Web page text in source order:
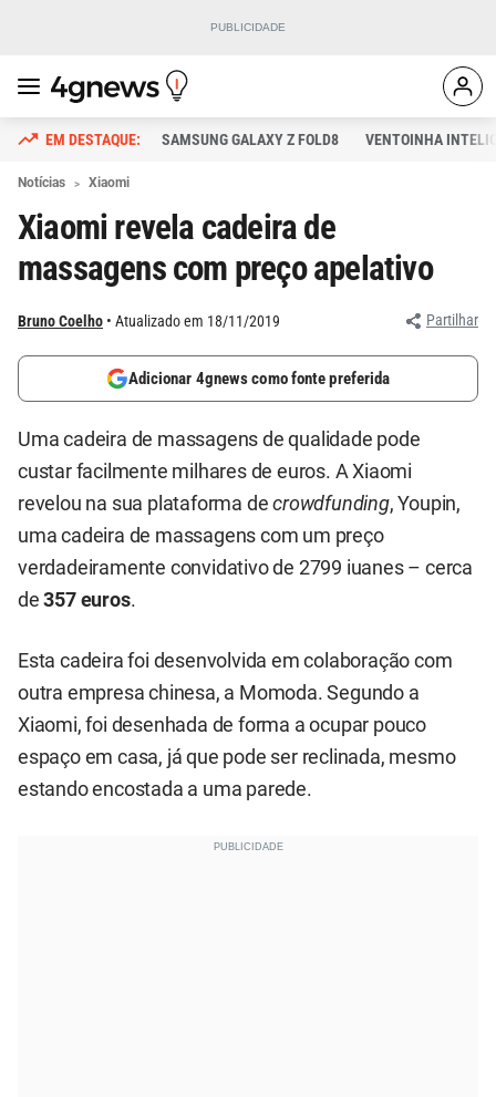
SAMSUNG GALAXY Z FOLD8 VENTOINHA
Notícias Xiaomi
Xiaomi revela cadeira de
massagens com preço apelativo
Bruno Coelho Atualizado em 18/11/2019 Partilhar
Adicionar 4gnews como fonte preferida
Uma cadeira de massagens de qualidade pode
custar facilmente milhares de euros. A Xiaomi
revelou na sua plataforma decrowdfunding, Youpin,
uma cadeira de massagens com um preço
verdadeiramente convidativo de 2799 iuanes – cerca
de357 euros.
Esta cadeira foi desenvolvida em colaboração com
outra empresa chinesa, a Momoda. Segundo a
Xiaomi, foi desenhada de forma a ocupar pouco
espaço em casa, já que pode ser reclinada, mesmo
estando encostada a uma parede.